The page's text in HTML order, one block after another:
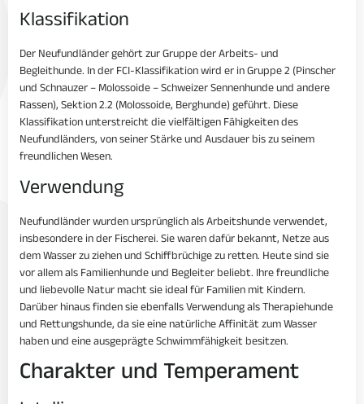
Klassifikation
Der Neufundländer gehört zur Gruppe der Arbeits- und
Begleithunde. In der FCI-Klassifikation wird er in Gruppe 2 (Pinscher
und Schnauzer – Molossoide – Schweizer Sennenhunde und andere
Rassen), Sektion 2.2 (Molossoide, Berghunde) geführt. Diese
Klassifikation unterstreicht die vielfältigen Fähigkeiten des
Neufundländers, von seiner Stärke und Ausdauer bis zu seinem
freundlichen Wesen.
Verwendung
Neufundländer wurden ursprünglich als Arbeitshunde verwendet,
insbesondere in der Fischerei. Sie waren dafür bekannt, Netze aus
dem Wasser zu ziehen und Schiffbrüchige zu retten. Heute sind sie
vor allem als Familienhunde und Begleiter beliebt. Ihre freundliche
und liebevolle Natur macht sie ideal für Familien mit Kindern.
Darüber hinaus finden sie ebenfalls Verwendung als Therapiehunde
und Rettungshunde, da sie eine natürliche Affinität zum Wasser
haben und eine ausgeprägte Schwimmfähigkeit besitzen.
Charakter und Temperament